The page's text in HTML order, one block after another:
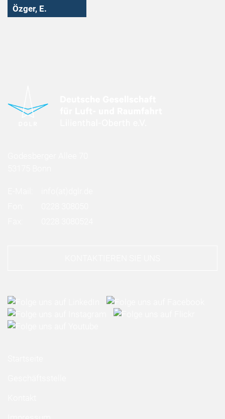
Özger, E.